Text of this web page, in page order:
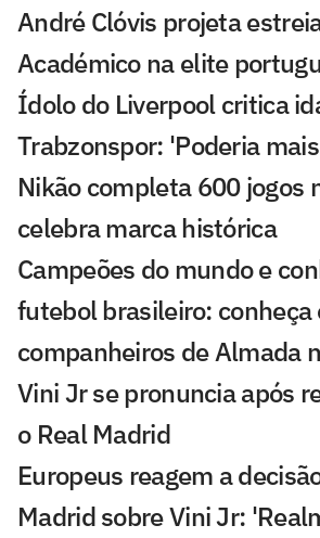
André Clóvis projeta
Académico na elite
Ídolo do Liverpool critica
Trabzonspor: 'Poderia
Nikão completa 600 jogos
celebra marca histórica
Campeões do mundo e
futebol brasileiro: conheça
companheiros de Almada
Vini Jr se pronuncia após
o Real Madrid
Europeus reagem a
Madrid sobre Vini Jr: